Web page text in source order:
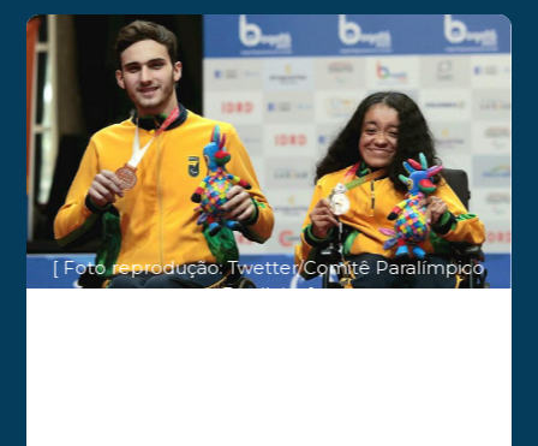
[ Foto reprodução: Twetter/Comitê Paralímpico
Brasileiro ]